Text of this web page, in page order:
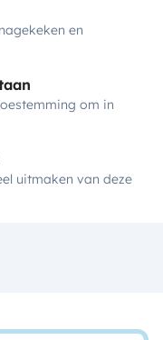
en
om in
uitmaken van deze